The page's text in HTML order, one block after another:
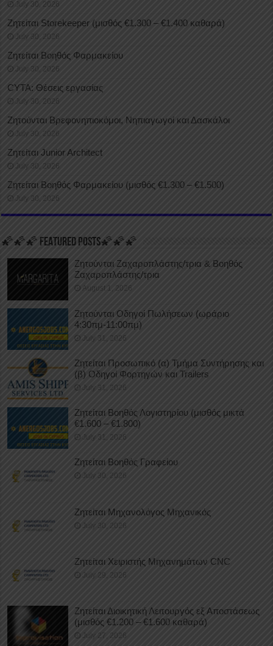
July 30, 2026
Ζητείται Storekeeper (μισθός €1.300 – €1.400 καθαρά)
July 30, 2026
Ζητείται Βοηθός Φαρμακείου
July 30, 2026
CYTA: Θέσεις εργασίας
July 30, 2026
Ζητούνται Βρεφονηπιοκόμοι, Νηπιαγωγοί και Δασκάλοι
July 30, 2026
Ζητείται Junior Architect
July 30, 2026
Ζητείται Βοηθός Φαρμακείου (μισθός €1.300 – €1.500)
July 30, 2026
🌠🌠🌠 FEATURED POSTS🌠🌠🌠
Ζητούνται Ζαχαροπλάστης/τρια & Βοηθός
Ζαχαροπλάστης/τρια
August 1, 2026
Ζητούνται Οδηγοί Πωλήσεων (ωράριο
4:30πμ-11:00πμ)
July 31, 2026
Ζητείται Προσωπικό (α) Τμήμα Συντήρησης και
(β) Οδηγοί Φορτηγών και Trailers
July 31, 2026
Ζητείται Βοηθός Λογιστηρίου (μισθός μικτά
€1.600 – €1.800)
July 31, 2026
Ζητείται Βοηθός Γραφείου
July 30, 2026
Ζητείται Μηχανολόγος Μηχανικός
July 30, 2026
Ζητείται Χειριστής Μηχανημάτων CNC
July 29, 2026
Ζητείται Διοικητική Λειτουργός εξ Αποστάσεως
(μισθός €1.200 – €1.600 καθαρά)
July 27, 2026